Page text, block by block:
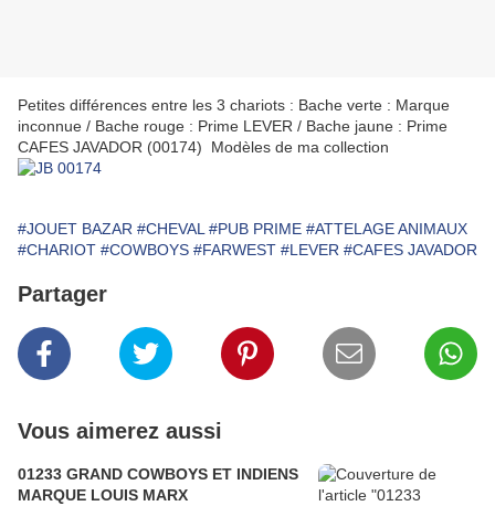
Petites différences entre les 3 chariots : Bache verte : Marque
inconnue / Bache rouge : Prime LEVER / Bache jaune : Prime
CAFES JAVADOR (00174) Modèles de ma collection
#JOUET BAZAR #CHEVAL #PUB PRIME #ATTELAGE ANIMAUX
#CHARIOT #COWBOYS #FARWEST #LEVER #CAFES JAVADOR
Partager
Vous aimerez aussi
01233 GRAND COWBOYS ET INDIENS
MARQUE LOUIS MARX